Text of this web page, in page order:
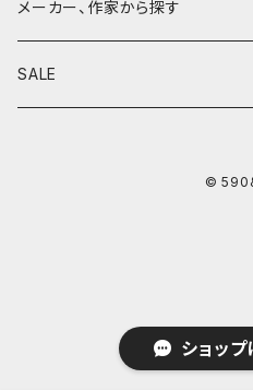
ショッ
鉛筆
鉛筆補助軸
メーカー、作家から探す
590&Co.
シャープペンシルIII
SALE
©